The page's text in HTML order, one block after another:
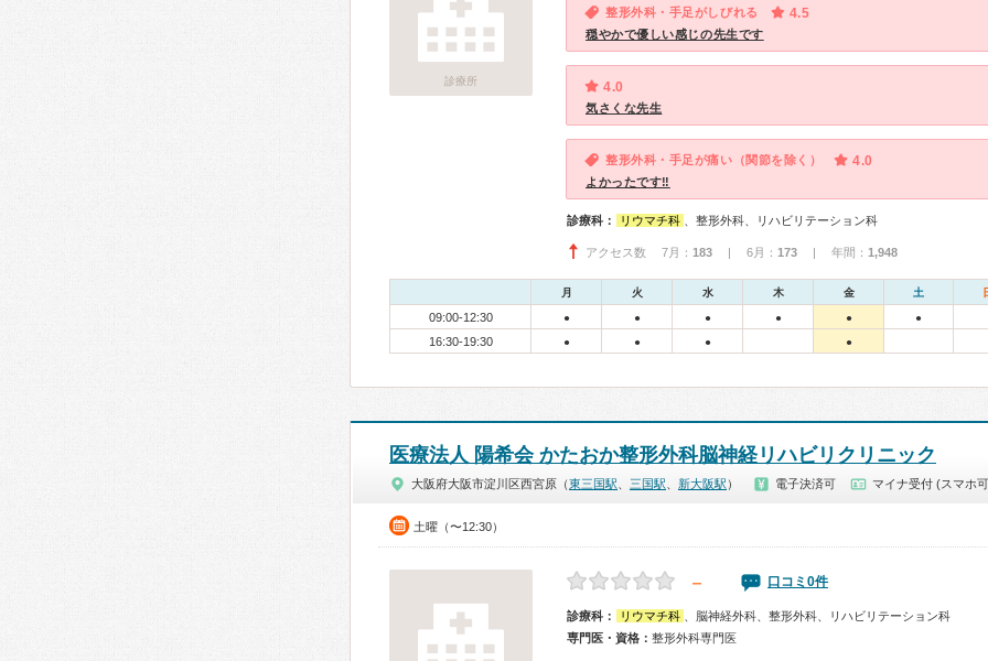
診療所
整形外科・手足がしびれる 4.5
穏やかで優しい感じの先生です
4.0
気さくな先生
整形外科・手足が痛い（関節を除く） 4.0
よかったです‼
診療科： リウマチ科 、整形外科、リハビリテーション科
アクセス数 7月： 183 | 6月： 173 | 年間： 1,948
月 火 水 木 金 土
09:00-12:30 ● ● ● ● ● ●
16:30-19:30 ● ● ● ●
医療法人 陽希会 かたおか整形外科脳神経リハビリクリニック
大阪府大阪市淀川区西宮原（東三国駅 三国駅 新大阪駅 ） 電子決済可 マイナ受付 (スマホ
土曜（〜12:30）
－ 口コミ0件
診療科： リウマチ科
、脳神経外科、整形外科、リハビリテーション科
専門医・資格： 整形外科専門医